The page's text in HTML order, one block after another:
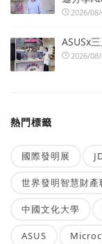
2026/
ASUSx
2026/
熱門標籤
國際發明展
世界發明智慧財產
中國文化大學
ASUS